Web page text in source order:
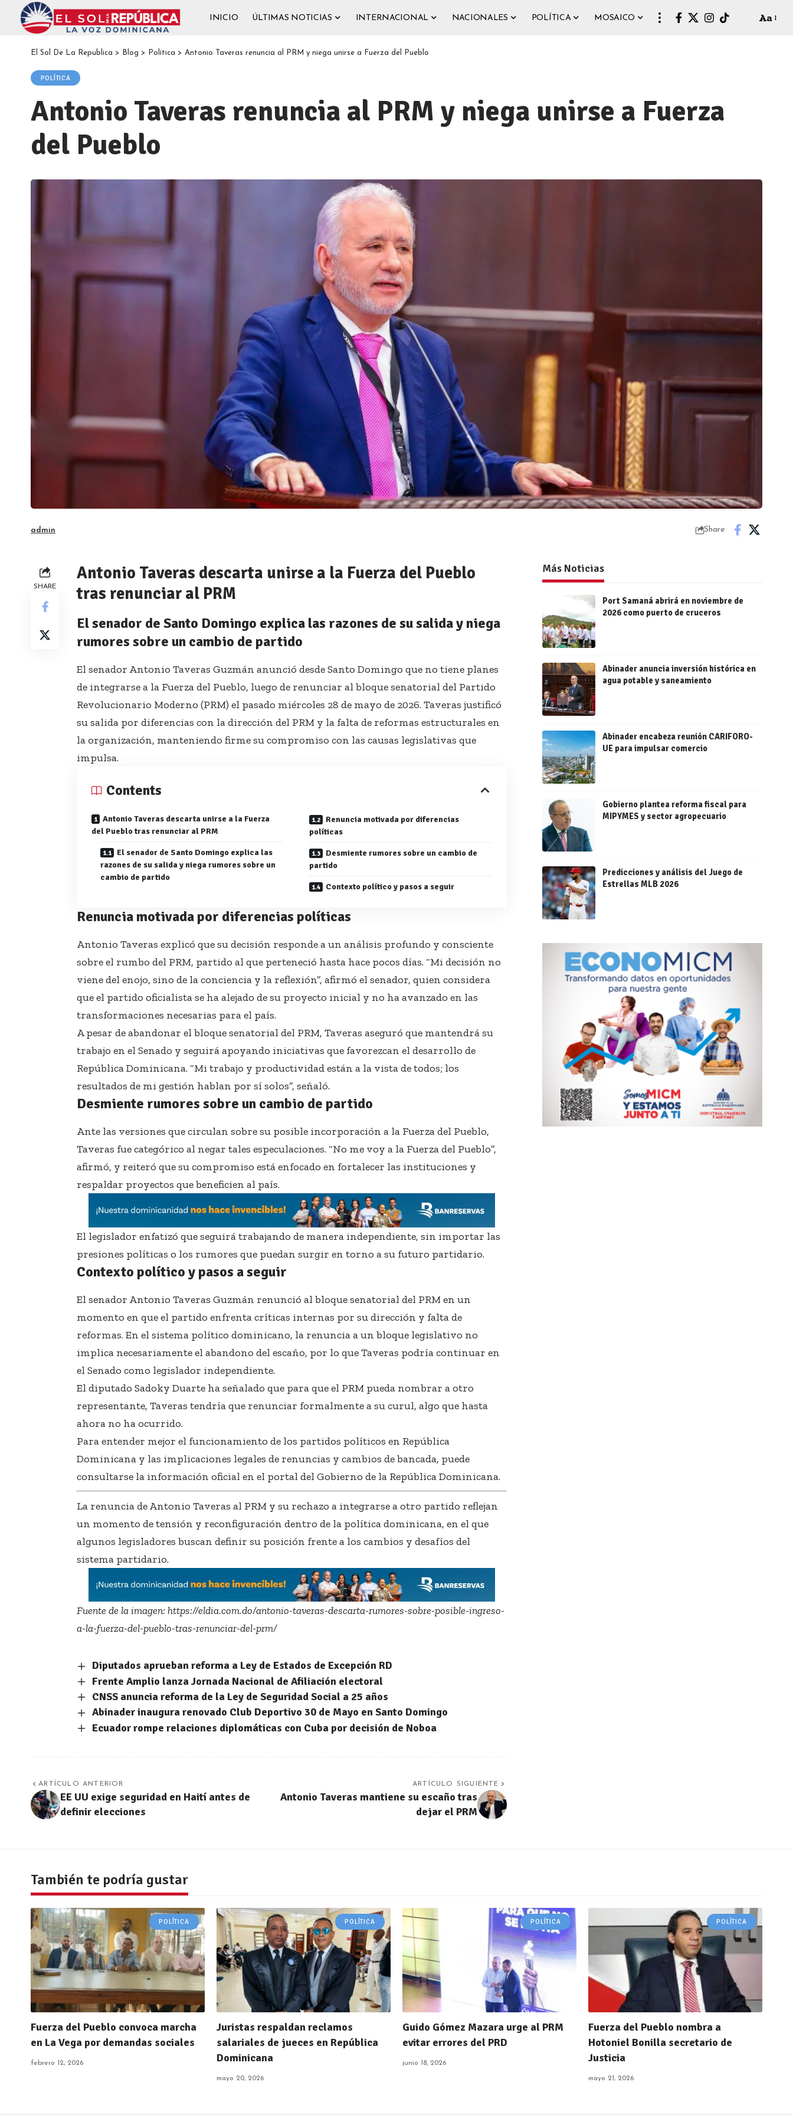
INICIO ÚLTIMAS NOTICIAS INTERNACIONAL NACIONALES POLÍTICA MOSAICO Aa
El Sol De La Republica > Blog > Política > Antonio Taveras renuncia al PRM y niega unirse a Fuerza del Pueblo
POLÍTICA
Antonio Taveras renuncia al PRM y niega unirse a Fuerza
del Pueblo
admin Share
SHARE
Antonio Taveras descarta unirse a la Fuerza del Pueblo
tras renunciar al PRM
El senador de Santo Domingo explica las razones de su salida y niega
rumores sobre un cambio de partido
El senador Antonio Taveras Guzmán anunció desde Santo Domingo que no tiene planes
de integrarse a la Fuerza del Pueblo, luego de renunciar al bloque senatorial del Partido
Revolucionario Moderno (PRM) el pasado miércoles 28 de mayo de 2026. Taveras justificó
su salida por diferencias con la dirección del PRM y la falta de reformas estructurales en
la organización, manteniendo firme su compromiso con las causas legislativas que
impulsa.
Contents
Antonio Taveras descarta unirse a la Fuerza
del Pueblo tras renunciar al PRM
El senador de Santo Domingo explica las
razones de su salida y niega rumores sobre un
cambio de partido
Renuncia motivada por diferencias
políticas
Desmiente rumores sobre un cambio de
partido
Contexto político y pasos a seguir
Renuncia motivada por diferencias políticas
Antonio Taveras explicó que su decisión responde a un análisis profundo y consciente
sobre el rumbo del PRM, partido al que perteneció hasta hace pocos días. “Mi decisión no
viene del enojo, sino de la conciencia y la reflexión”, afirmó el senador, quien considera
que el partido oficialista se ha alejado de su proyecto inicial y no ha avanzado en las
transformaciones necesarias para el país.
A pesar de abandonar el bloque senatorial del PRM, Taveras aseguró que mantendrá su
trabajo en el Senado y seguirá apoyando iniciativas que favorezcan el desarrollo de
República Dominicana. “Mi trabajo y productividad están a la vista de todos; los
resultados de mi gestión hablan por sí solos”, señaló.
Desmiente rumores sobre un cambio de partido
Ante las versiones que circulan sobre su posible incorporación a la Fuerza del Pueblo,
Taveras fue categórico al negar tales especulaciones. “No me voy a la Fuerza del Pueblo”,
afirmó, y reiteró que su compromiso está enfocado en fortalecer las instituciones y
respaldar proyectos que beneficien al país.
El legislador enfatizó que seguirá trabajando de manera independiente, sin importar las
presiones políticas o los rumores que puedan surgir en torno a su futuro partidario.
Contexto político y pasos a seguir
El senador Antonio Taveras Guzmán renunció al bloque senatorial del PRM en un
momento en que el partido enfrenta críticas internas por su dirección y falta de
reformas. En el sistema político dominicano, la renuncia a un bloque legislativo no
implica necesariamente el abandono del escaño, por lo que Taveras podría continuar en
el Senado como legislador independiente.
El diputado Sadoky Duarte ha señalado que para que el PRM pueda nombrar a otro
representante, Taveras tendría que renunciar formalmente a su curul, algo que hasta
ahora no ha ocurrido.
Para entender mejor el funcionamiento de los partidos políticos en República
Dominicana y las implicaciones legales de renuncias y cambios de bancada, puede
consultarse la información oficial en el portal del Gobierno de la República Dominicana.
La renuncia de Antonio Taveras al PRM y su rechazo a integrarse a otro partido reflejan
un momento de tensión y reconfiguración dentro de la política dominicana, en el que
algunos legisladores buscan definir su posición frente a los cambios y desafíos del
sistema partidario.
Fuente de la imagen: https://eldia.com.do/antonio-taveras-descarta-rumores-sobre-posible-ingreso-
a-la-fuerza-del-pueblo-tras-renunciar-del-prm/
Diputados aprueban reforma a Ley de Estados de Excepción RD
Frente Amplio lanza Jornada Nacional de Afiliación electoral
CNSS anuncia reforma de la Ley de Seguridad Social a 25 años
Abinader inaugura renovado Club Deportivo 30 de Mayo en Santo Domingo
Ecuador rompe relaciones diplomáticas con Cuba por decisión de Noboa
ARTÍCULO ANTERIOR
EE UU exige seguridad en Haití antes de
definir elecciones
ARTÍCULO SIGUIENTE
Antonio Taveras mantiene su escaño tras
dejar el PRM
Más Noticias
Port Samaná abrirá en noviembre de
2026 como puerto de cruceros
Abinader anuncia inversión histórica en
agua potable y saneamiento
Abinader encabeza reunión CARIFORO-
UE para impulsar comercio
Gobierno plantea reforma fiscal para
MIPYMES y sector agropecuario
Predicciones y análisis del Juego de
Estrellas MLB 2026
También te podría gustar
POLÍTICA
Fuerza del Pueblo convoca marcha
en La Vega por demandas sociales
febrero 12, 2026
POLÍTICA
Juristas respaldan reclamos
salariales de jueces en República
Dominicana
mayo 20, 2026
POLÍTICA
Guido Gómez Mazara urge al PRM
evitar errores del PRD
junio 18, 2026
POLÍTICA
Fuerza del Pueblo nombra a
Hotoniel Bonilla secretario de
Justicia
mayo 21, 2026